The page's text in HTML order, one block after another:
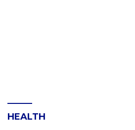
HEALTH